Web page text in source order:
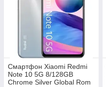
Смартфон Xiaomi Redmi
Note 10 5G 8/128GB
Chrome Silver Global Rom